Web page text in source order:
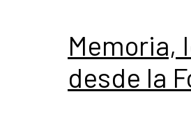
Memoria,
desde la